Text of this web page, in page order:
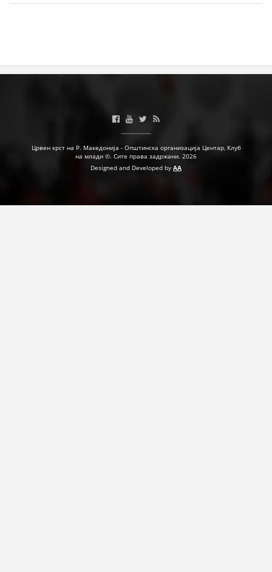
Црвен крст на Р. Македонија - Општинска организација Центар, Клуб
на млади ©. Сите права задржани. 2026
Designed and Developed by AA